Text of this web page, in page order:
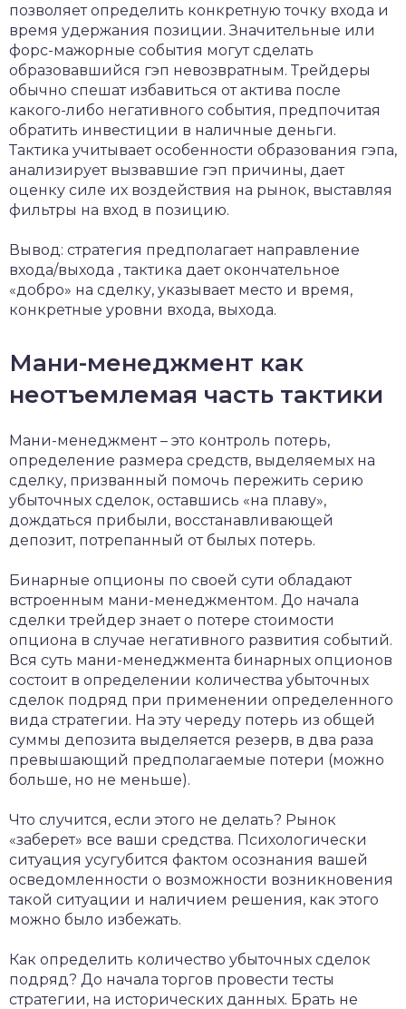
позволяет определить конкретную точку входа и
время удержания позиции. Значительные или
форс-мажорные события могут сделать
образовавшийся гэп невозвратным. Трейдеры
обычно спешат избавиться от актива после
какого-либо негативного события, предпочитая
обратить инвестиции в наличные деньги.
Тактика учитывает особенности образования гэпа,
анализирует вызвавшие гэп причины, дает
оценку силе их воздействия на рынок, выставляя
фильтры на вход в позицию.
Вывод: стратегия предполагает направление
входа/выхода , тактика дает окончательное
«добро» на сделку, указывает место и время,
конкретные уровни входа, выхода.
Мани-менеджмент как
неотъемлемая часть тактики
Мани-менеджмент – это контроль потерь,
определение размера средств, выделяемых на
сделку, призванный помочь пережить серию
убыточных сделок, оставшись «на плаву»,
дождаться прибыли, восстанавливающей
депозит, потрепанный от былых потерь.
Бинарные опционы по своей сути обладают
встроенным мани-менеджментом. До начала
сделки трейдер знает о потере стоимости
опциона в случае негативного развития событий.
Вся суть мани-менеджмента бинарных опционов
состоит в определении количества убыточных
сделок подряд при применении определенного
вида стратегии. На эту череду потерь из общей
суммы депозита выделяется резерв, в два раза
превышающий предполагаемые потери (можно
больше, но не меньше).
Что случится, если этого не делать? Рынок
«заберет» все ваши средства. Психологически
ситуация усугубится фактом осознания вашей
осведомленности о возможности возникновения
такой ситуации и наличием решения, как этого
можно было избежать.
Как определить количество убыточных сделок
подряд? До начала торгов провести тесты
стратегии, на исторических данных. Брать не